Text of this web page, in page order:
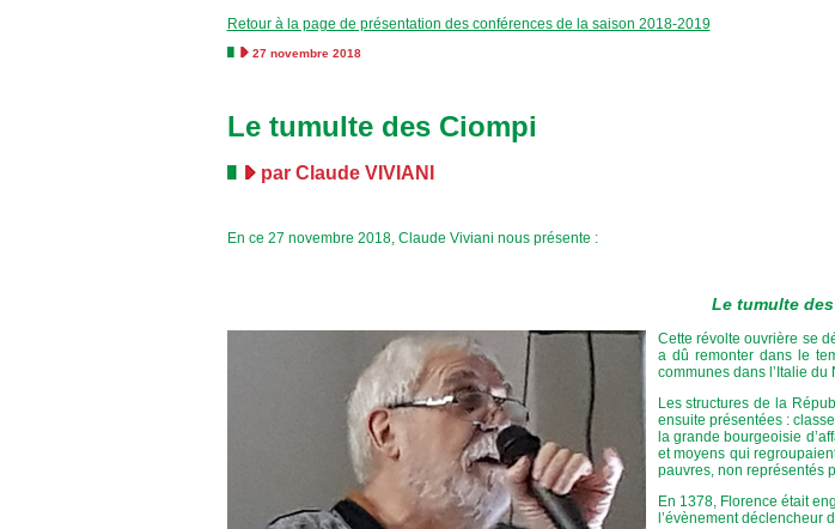
Retour à la page de présentation des conférences de la saison 2018-2019
27 novembre 2018
Le tumulte des Ciompi
par Claude VIVIANI
En ce 27 novembre 2018, Claude Viviani nous présente :
Le tumulte
Cette révolte ouvrière se
a dû remonter dans le
communes dans l’Italie du
Les structures de la
ensuite présentées :
la grande bourgeoisie
et moyens qui
pauvres, non représentés
En 1378, Florence était
l’évènement déclencheur